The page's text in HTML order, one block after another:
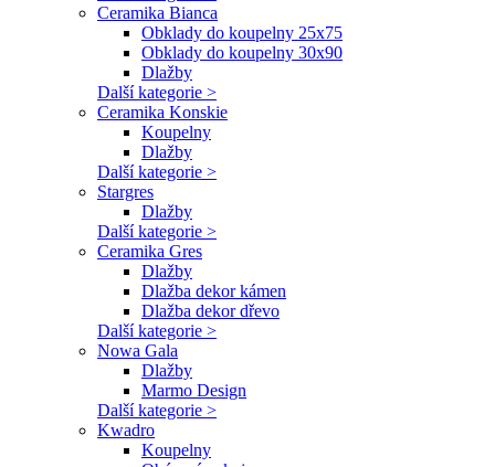
Ceramika Bianca
Obklady do koupelny 25x75
Obklady do koupelny 30x90
Dlažby
Další kategorie >
Ceramika Konskie
Koupelny
Dlažby
Další kategorie >
Stargres
Dlažby
Další kategorie >
Ceramika Gres
Dlažby
Dlažba dekor kámen
Dlažba dekor dřevo
Další kategorie >
Nowa Gala
Dlažby
Marmo Design
Další kategorie >
Kwadro
Koupelny